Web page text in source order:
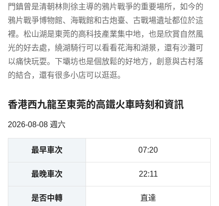
門鎮曾是清朝林則徐主導的鴉片戰爭的重要場所，如今的
鴉片戰爭博物館、海戰館和古炮臺、古戰場遺址都位於這
裡。松山湖是東莞的高科技產業集中地，也是欣賞自然風
光的好去處，繞湖騎行可以看看花海和湖景，還有沙灘可
以痛快玩耍。下壩坊也是個放鬆的好地方，創意與古村落
的結合，還有很多小店可以逛逛。
香港西九龍至東莞的高鐵火車時刻和資訊
2026-08-08 週六
最早車次 07:20
最晚車次 22:11
是否中轉 直達